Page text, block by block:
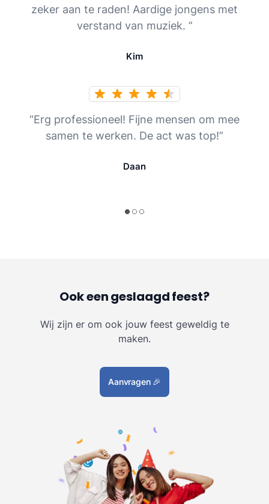
zeker aan te raden! Aardige jongens met
verstand van muziek. ”
Kim
“Erg professioneel! Fijne mensen om mee
samen te werken. De act was top!”
Daan
Ook een geslaagd feest?
Wij zijn er om ook jouw feest geweldig te
maken.
Aanvragen 🎉